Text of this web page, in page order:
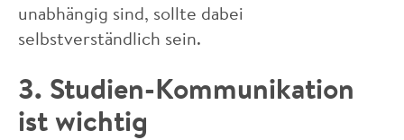
unabhängig sind, sollte dabei
selbstverständlich sein.
3. Studien-Kommunikation
ist wichtig